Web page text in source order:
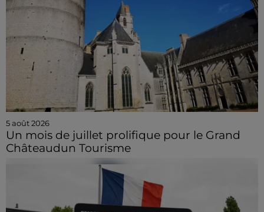
5 août 2026
Un mois de juillet prolifique pour le Grand
Châteaudun Tourisme